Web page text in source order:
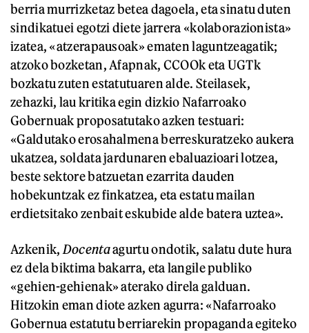
berria murrizketaz betea dagoela, eta sinatu duten
sindikatuei egotzi diete jarrera «kolaborazionista»
izatea, «atzerapausoak» ematen laguntzeagatik;
atzoko bozketan, Afapnak, CCOOk eta UGTk
bozkatu zuten estatutuaren alde. Steilasek,
zehazki, lau kritika egin dizkio Nafarroako
Gobernuak proposatutako azken testuari:
«Galdutako erosahalmena berreskuratzeko aukera
ukatzea, soldata jardunaren ebaluazioari lotzea,
beste sektore batzuetan ezarrita dauden
hobekuntzak ez finkatzea, eta estatu mailan
erdietsitako zenbait eskubide alde batera uztea».
Azkenik, Docentaagurtu ondotik, salatu dute hura
ez dela biktima bakarra, eta langile publiko
«gehien-gehienak» aterako direla galduan.
Hitzokin eman diote azken agurra: «Nafarroako
Gobernua estatutu berriarekin propaganda egiteko